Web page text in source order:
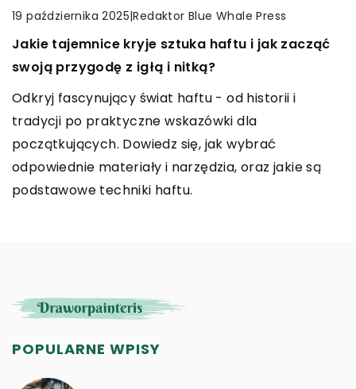
14 września 2025|Redaktor Blue Whale Press
Jak wybrać odpowiednie nawozy do pielęgnacji
trawnika?
Odkryj, jak skutecznie zadbać o swój trawnik,
wybierając odpowiednie nawozy. Poznaj
różnorodne rodzaje nawozów i dowiedz się, jakie
składniki odżywcze są najważniejsze w pielęgnacji
zielonej murawy.
19 października 2025|Redaktor Blue Whale Press
Jakie tajemnice kryje sztuka haftu i jak zacząć
swoją przygodę z igłą i nitką?
Odkryj fascynujący świat haftu - od historii i
tradycji po praktyczne wskazówki dla
początkujących. Dowiedz się, jak wybrać
odpowiednie materiały i narzędzia, oraz jakie są
podstawowe techniki haftu.
24 września 2023|Redaktor Blue Whale Press
Jak wybrać odpowiedni toner do drukarki
Brother?
Odkryj sekrety wyboru właściwego tonera do
drukarki Brother. Dowiedz się, czym kierować się
przy zakupie, jakie są różnice między tonerami
oryginalnymi i zamiennikami oraz jak zaoszczędzić
na druku.
POPULARNE WPISY